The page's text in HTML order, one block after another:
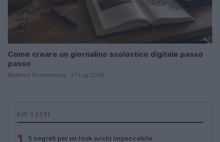
Come creare un giornalino scolastico digitale passo
passo
Beatrice Bonaventura · 27 Lug 2026
PIÙ LETTI
5 segreti per un look occhi impeccabile